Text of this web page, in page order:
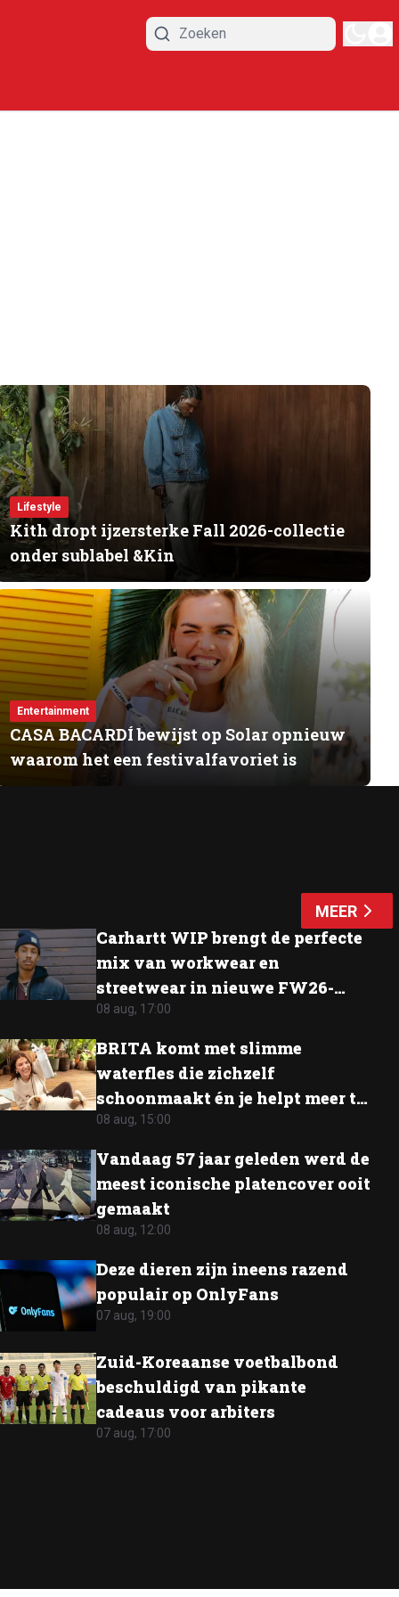
Lifestyle
Kith dropt ijzersterke Fall 2026-collectie
onder sublabel &Kin
Entertainment
CASA BACARDÍ bewijst op Solar opnieuw
waarom het een festivalfavoriet is
MEER
Carhartt WIP brengt de perfecte
mix van workwear en
streetwear in nieuwe FW26-
collectie
08 aug, 17:00
BRITA komt met slimme
waterfles die zichzelf
schoonmaakt én je helpt meer te
drinken
08 aug, 15:00
Vandaag 57 jaar geleden werd de
meest iconische platencover ooit
gemaakt
08 aug, 12:00
Deze dieren zijn ineens razend
populair op OnlyFans
07 aug, 19:00
Zuid-Koreaanse voetbalbond
beschuldigd van pikante
cadeaus voor arbiters
07 aug, 17:00